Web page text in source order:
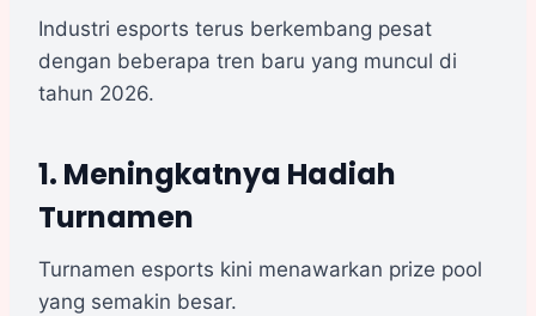
Industri esports terus berkembang pesat
dengan beberapa tren baru yang muncul di
tahun 2026.
1. Meningkatnya Hadiah
Turnamen
Turnamen esports kini menawarkan prize pool
yang semakin besar.